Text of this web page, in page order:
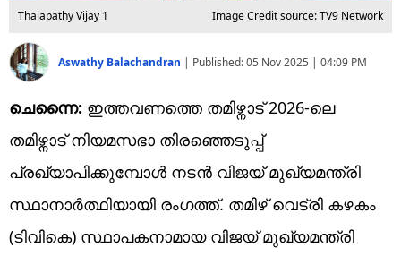
Thalapathy Vijay 1 Image Credit source: TV9 Network
Aswathy Balachandran | Published:05 Nov 2025 | 04:09 PM
ചെന്നൈ: ഇത്തവണത്തെ തമിഴ്നാട് 2026-ലെ
തമിഴ്നാട് നിയമസഭാ തിരഞ്ഞെടുപ്പ്
പ്രഖ്യാപിക്കുമ്പോൾ നടൻ വിജയ് മുഖ്യമന്ത്രി
സ്ഥാനാർത്ഥിയായി രം​ഗത്ത്. തമിഴ് വെട്രി കഴകം
(ടിവികെ) സ്ഥാപകനാമായ വിജയ് മുഖ്യമന്ത്രി